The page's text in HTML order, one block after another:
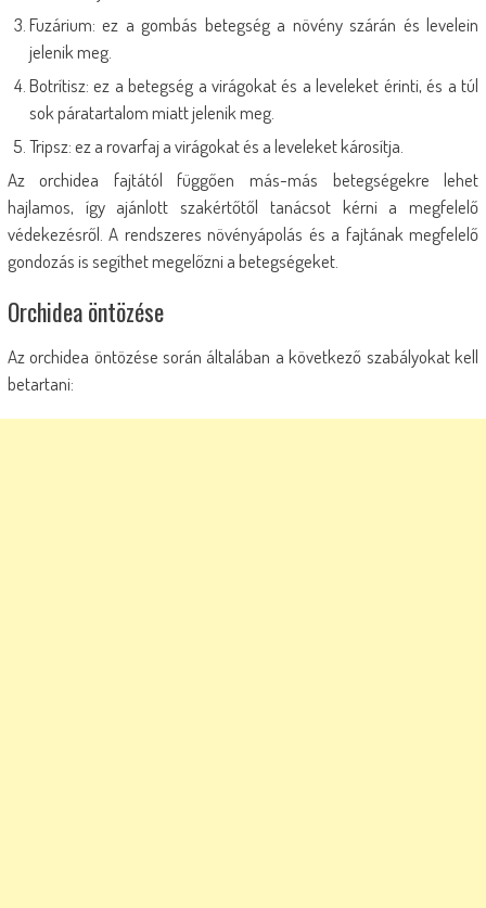
Fuzárium: ez a gombás betegség a növény szárán és levelein
jelenik meg.
Botrítisz: ez a betegség a virágokat és a leveleket érinti, és a túl
sok páratartalom miatt jelenik meg.
Tripsz: ez a rovarfaj a virágokat és a leveleket károsítja.
Az orchidea fajtától függően más-más betegségekre lehet
hajlamos, így ajánlott szakértőtől tanácsot kérni a megfelelő
védekezésről. A rendszeres növényápolás és a fajtának megfelelő
gondozás is segíthet megelőzni a betegségeket.
Orchidea öntözése
Az orchidea öntözése során általában a következő szabályokat kell
betartani: